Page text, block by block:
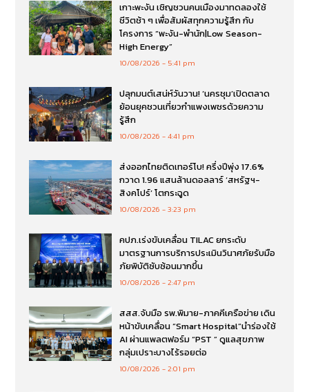
เกาะพะงัน เชิญชวนคนเมืองมาทดลองใช้
ชีวิตช้า ๆ เพื่อสัมผัสทุกความรู้สึก กับ
โครงการ “พะงัน-พำนัก|Low Season-
High Energy”
10/08/2026 5:41 pm
ปลุกมนต์เสน่ห์วันวาน! ‘นครชุม’เปิดตลาด
ย้อนยุคชวนเที่ยวกำแพงเพชรด้วยความ
รู้สึก
10/08/2026 4:41 pm
ส่งออกไทยติดเทอร์โบ! ครึ่งปีพุ่ง 17.6%
กวาด 1.96 แสนล้านดอลลาร์ ‘สหรัฐฯ-
สิงคโปร์’ โตกระฉูด
10/08/2026 3:23 pm
คปภ.เร่งขับเคลื่อน TILAC ยกระดับ
มาตรฐานการบริการประเมินวินาศภัยรับมือ
ภัยพิบัติซับซ้อนมากขึ้น
10/08/2026 2:47 pm
สสส.จับมือ รพ.พิมาย-ภาคคีเครือข่าย เดิน
หน้าขับเคลื่อน “Smart Hospital”นำร่องใช้
AI ผ่านแพลตฟอร์ม “PST ” ดูแลสุขภาพ
กลุ่มเปราะบางไร้รอยต่อ
10/08/2026 2:01 pm